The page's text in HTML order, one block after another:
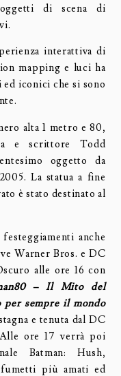
di scena di
interattiva di
mapping e luci ha
ed iconici che si sono
alta 1 metro e 80,
e scrittore Todd
oggetto da
La statua a fine
è stato destinato al
anche
Warner Bros. e DC
alle ore 16 con
– Il Mito del
per sempre il mondo
e tenuta dal DC
ore 17 verrà poi
Batman: Hush,
più amati ed